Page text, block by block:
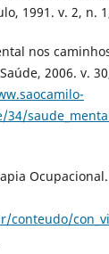
1991. v. 2, n.
nos
2006. v.